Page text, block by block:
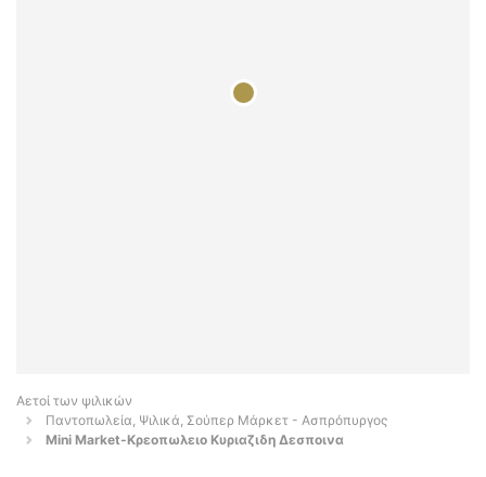
Αετοί των ψιλικών
Παντοπωλεία, Ψιλικά, Σούπερ Μάρκετ - Ασπρόπυργος
Mini Market-Κρεοπωλειο Κυριαζιδη Δεσποινα